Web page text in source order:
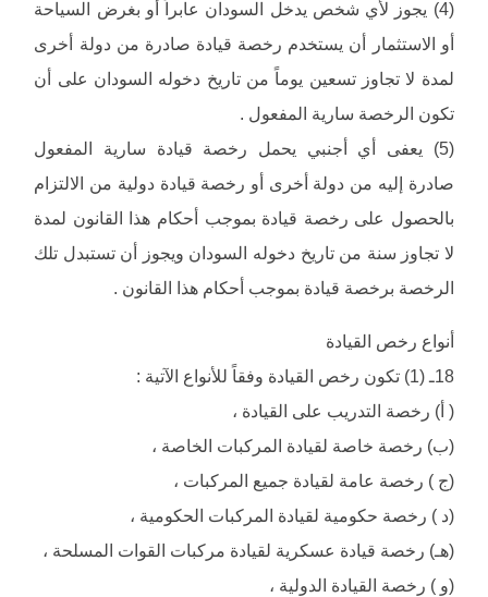
(4) يجوز لأي شخص يدخل السودان عابراً أو بغرض السياحة
أو الاستثمار أن يستخدم رخصة قيادة صادرة من دولة أخرى
لمدة لا تجاوز تسعين يوماً من تاريخ دخوله السودان على أن
تكون الرخصة سارية المفعول .
(5) يعفى أي أجنبي يحمل رخصة قيادة سارية المفعول
صادرة إليه من دولة أخرى أو رخصة قيادة دولية من الالتزام
بالحصول على رخصة قيادة بموجب أحكام هذا القانون لمدة
لا تجاوز سنة من تاريخ دخوله السودان ويجوز أن تستبدل تلك
الرخصة برخصة قيادة بموجب أحكام هذا القانون .
أنواع رخص القيادة
18ـ (1) تكون رخص القيادة وفقاً للأنواع الآتية :
( أ) رخصة التدريب على القيادة ،
(ب) رخصة خاصة لقيادة المركبات الخاصة ،
(ج ) رخصة عامة لقيادة جميع المركبات ،
(د ) رخصة حكومية لقيادة المركبات الحكومية ،
(هـ) رخصة قيادة عسكرية لقيادة مركبات القوات المسلحة ،
(و ) رخصة القيادة الدولية ،